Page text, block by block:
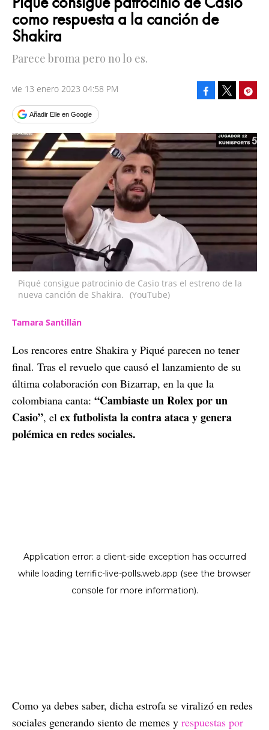
como respuesta a la canción de
Shakira
Parece broma pero no lo es.
vie 13 enero 2023 04:58 PM
Añadir Elle en Google
Facebook
Piqué consigue patrocinio de Casio tras el estreno de la
nueva canción de Shakira. (YouTube)
Tamara Santillán
Los rencores entre Shakira y Piqué parecen no tener
final. Tras el revuelo que causó el lanzamiento de su
última colaboración con Bizarrap, en la que la
colombiana canta: “Cambiaste un Rolex por un
Casio”, el ex futbolista la contra ataca y genera
polémica en redes sociales.
Como ya debes saber, dicha estrofa se viralizó en redes
sociales generando siento de memes y respuestas por